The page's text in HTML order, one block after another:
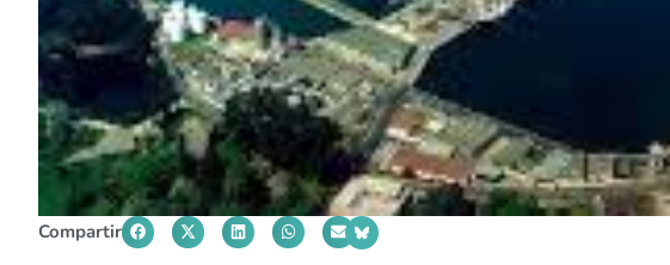
Compartir